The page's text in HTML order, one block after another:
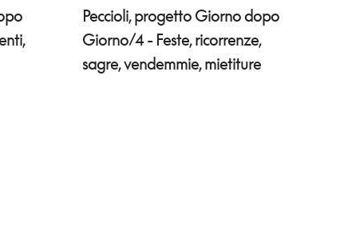
Peccioli, progetto Giorno dopo
Giorno/4 - Feste, ricorrenze,
sagre, vendemmie, mietiture